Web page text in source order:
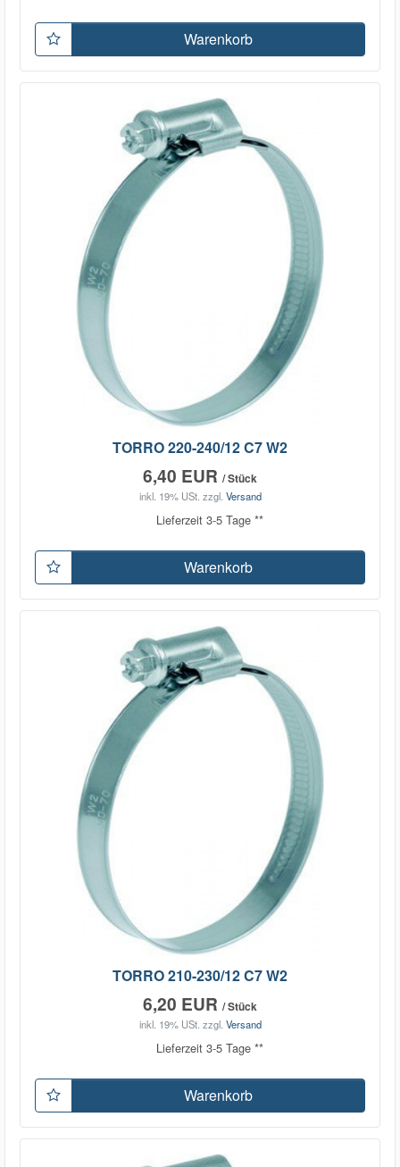
Warenkorb
TORRO 220-240/12 C7 W2
6,40 EUR / Stück
inkl. 19% USt. zzgl. Versand
Lieferzeit 3-5 Tage **
Warenkorb
TORRO 210-230/12 C7 W2
6,20 EUR / Stück
inkl. 19% USt. zzgl. Versand
Lieferzeit 3-5 Tage **
Warenkorb